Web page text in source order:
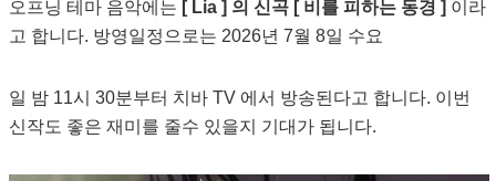
오프닝 테마 음악에는 [ Lia ] 의 신곡 [ 비를 피하는 동경 ] 이라
고 합니다. 방영일정으로는 2026년 7월 8일 수요
일 밤 11시 30분부터 치바 TV 에서 방송된다고 합니다. 이번
신작도 좋은 재미를 줄수 있을지 기대가 됩니다.